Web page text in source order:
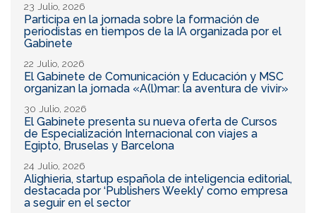
23 Julio, 2026
Participa en la jornada sobre la formación de
periodistas en tiempos de la IA organizada por el
Gabinete
22 Julio, 2026
El Gabinete de Comunicación y Educación y MSC
organizan la jornada «A(l)mar: la aventura de vivir»
30 Julio, 2026
El Gabinete presenta su nueva oferta de Cursos
de Especialización Internacional con viajes a
Egipto, Bruselas y Barcelona
24 Julio, 2026
Alighieria, startup española de inteligencia editorial,
destacada por ‘Publishers Weekly’ como empresa
a seguir en el sector